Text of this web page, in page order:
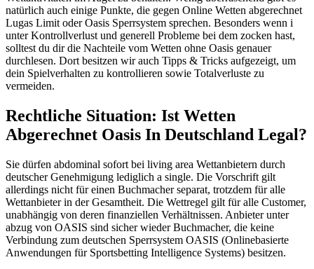
natürlich auch einige Punkte, die gegen Online Wetten abgerechnet
Lugas Limit oder Oasis Sperrsystem sprechen. Besonders wenn i
unter Kontrollverlust und generell Probleme bei dem zocken hast,
solltest du dir die Nachteile vom Wetten ohne Oasis genauer
durchlesen. Dort besitzen wir auch Tipps & Tricks aufgezeigt, um
dein Spielverhalten zu kontrollieren sowie Totalverluste zu
vermeiden.
Rechtliche Situation: Ist Wetten
Abgerechnet Oasis In Deutschland Legal?
Sie dürfen abdominal sofort bei living area Wettanbietern durch
deutscher Genehmigung lediglich a single. Die Vorschrift gilt
allerdings nicht für einen Buchmacher separat, trotzdem für alle
Wettanbieter in der Gesamtheit. Die Wettregel gilt für alle Customer,
unabhängig von deren finanziellen Verhältnissen. Anbieter unter
abzug von OASIS sind sicher wieder Buchmacher, die keine
Verbindung zum deutschen Sperrsystem OASIS (Onlinebasierte
Anwendungen für Sportsbetting Intelligence Systems) besitzen.